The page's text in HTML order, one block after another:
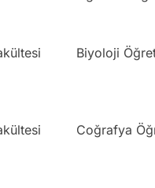
Biyoloji
Coğrafya